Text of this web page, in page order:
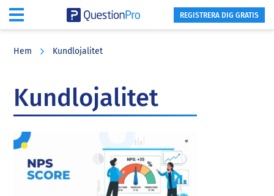
REGISTRERA DIG GRATIS
Hem Kundlojalitet
Kundlojalitet